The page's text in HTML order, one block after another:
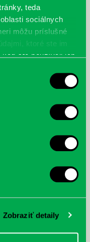
teda
sociálnych
môžu príslušné
ktoré ste im
ste používali ich
Zobraziť detaily